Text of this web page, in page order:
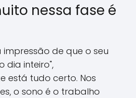
nessa fase é
impressão de que o seu
dia inteiro",
está tudo certo. Nos
o sono é o trabalho